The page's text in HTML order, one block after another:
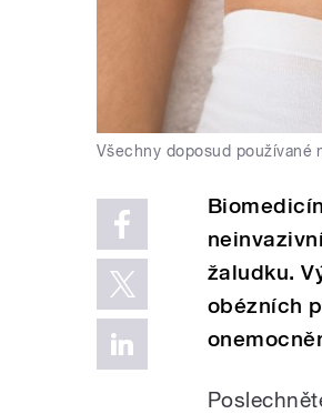
Všechny doposud používané
žaludku.
obézních